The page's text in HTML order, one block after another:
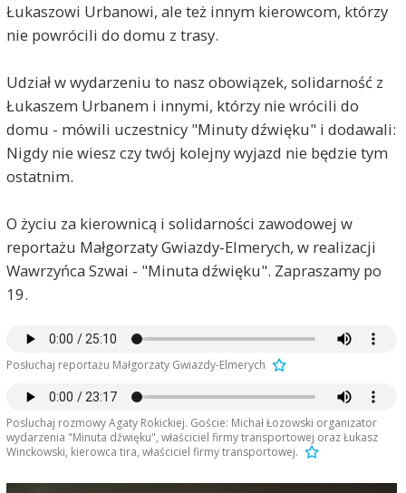
Łukaszowi Urbanowi, ale też innym kierowcom, którzy
nie powrócili do domu z trasy.
Udział w wydarzeniu to nasz obowiązek, solidarność z
Łukaszem Urbanem i innymi, którzy nie wrócili do
domu - mówili uczestnicy "Minuty dźwięku" i dodawali:
Nigdy nie wiesz czy twój kolejny wyjazd nie będzie tym
ostatnim.
O życiu za kierownicą i solidarności zawodowej w
reportażu Małgorzaty Gwiazdy-Elmerych, w realizacji
Wawrzyńca Szwai - "Minuta dźwięku". Zapraszamy po
19.
Posłuchaj reportażu Małgorzaty Gwiazdy-Elmerych
Posluchaj rozmowy Agaty Rokickiej. Goście: Michał Łozowski organizator
wydarzenia "Minuta dźwięku", właściciel firmy transportowej oraz Łukasz
Winckowski, kierowca tira, właściciel firmy transportowej.